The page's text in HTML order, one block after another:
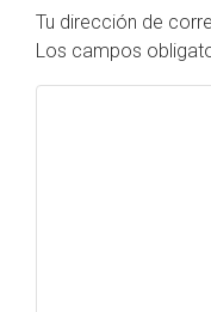
Tu dirección de
Los campos